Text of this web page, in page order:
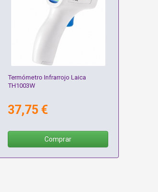
Termómetro Infrarrojo Laica
TH1003W
37,75 €
Comprar